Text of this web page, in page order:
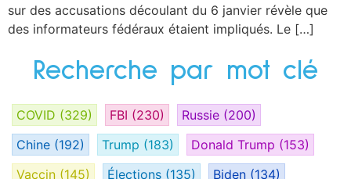
sur des accusations découlant du 6 janvier révèle que
des informateurs fédéraux étaient impliqués. Le […]
Recherche par mot clé
COVID (329) FBI (230) Russie (200)
Chine (192) Trump (183) Donald Trump (153)
Vaccin (145) Élections (135) Biden (134)